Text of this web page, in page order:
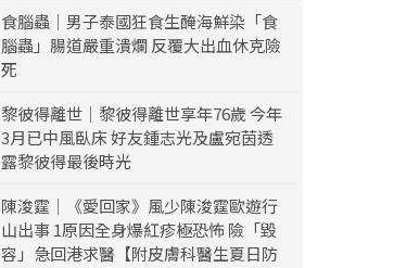
食腦蟲｜男子泰國狂食生醃海鮮染「食
腦蟲」腸道嚴重潰爛 反覆大出血休克險
死
黎彼得離世｜黎彼得離世享年76歲 今年
3月已中風臥床 好友鍾志光及盧宛茵透
露黎彼得最後時光
陳浚霆｜《愛回家》風少陳浚霆歐遊行
山出事 1原因全身爆紅疹極恐怖 險「毀
容」急回港求醫【附皮膚科醫生夏日防